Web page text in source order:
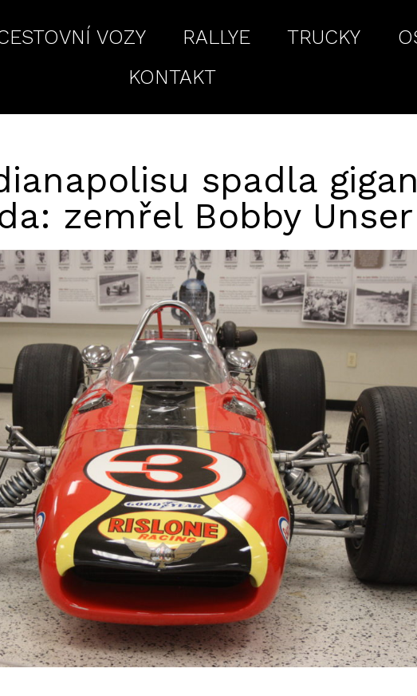
VOZY RALLYE TRUCKY
KONTAKT
spadla
zemřel Bobby Unser